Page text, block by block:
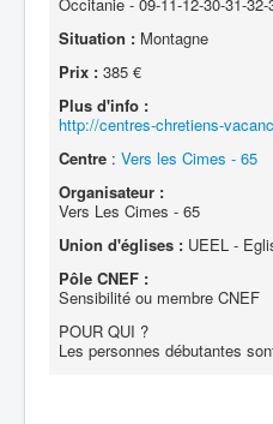
Situation : Montagne
Prix : 385 €
Plus d'info :
http://centres-chretiens-
Centre : Vers les Cimes - 65
Organisateur :
Vers Les Cimes - 65
Union d'églises : UEEL -
Pôle CNEF :
Sensibilité ou membre CNEF
POUR QUI ?
Les personnes débutantes